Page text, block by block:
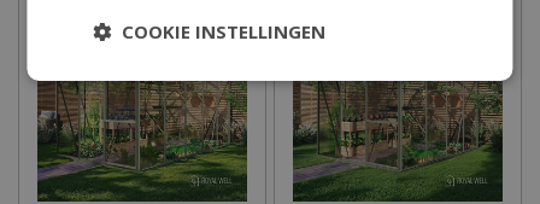
COOKIE INSTELLINGEN